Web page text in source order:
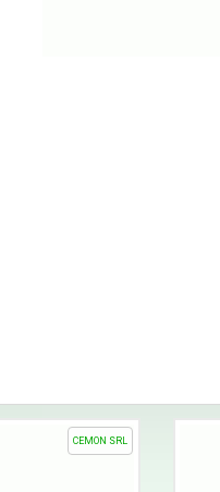
CEMON SRL